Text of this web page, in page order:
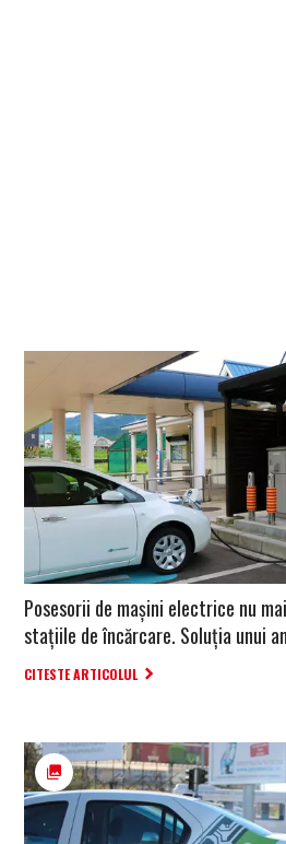
Posesorii de mașini electrice nu
stațiile de încărcare. Soluția unui
CITESTE ARTICOLUL